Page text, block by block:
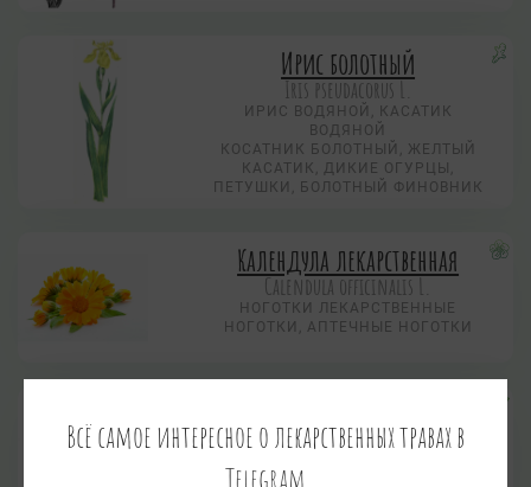
Ирис болотный
Iris pseudacorus L.
ИРИС ВОДЯНОЙ, КАСАТИК
ВОДЯНОЙ
КОСАТНИК БОЛОТНЫЙ, ЖЕЛТЫЙ
КАСАТИК, ДИКИЕ ОГУРЦЫ,
ПЕТУШКИ, БОЛОТНЫЙ ФИНОВНИК
Календула лекарственная
Calendula officinalis L.
НОГОТКИ ЛЕКАРСТВЕННЫЕ
НОГОТКИ, АПТЕЧНЫЕ НОГОТКИ
Brassica oleracea L.
Всё самое интересное о лекарственных травах в
Telegram